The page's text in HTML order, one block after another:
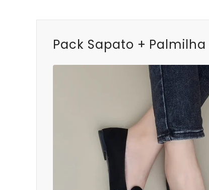
Pack Sapato +